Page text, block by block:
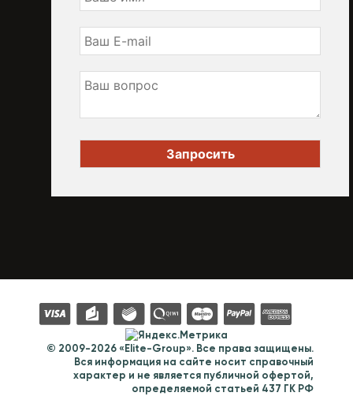
© 2009-2026 «Elite-Group». Все права защищены.
Вся информация на сайте носит справочный
характер и не является публичной офертой,
определяемой статьей 437 ГК РФ